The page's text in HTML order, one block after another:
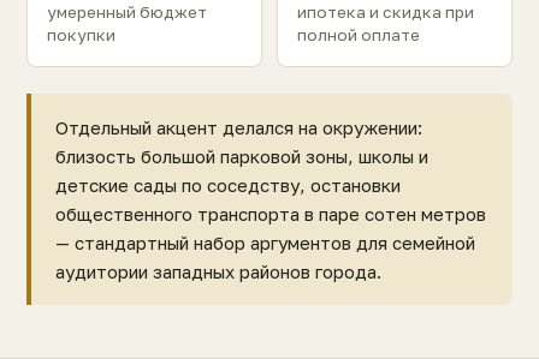
умеренный бюджет
покупки
ипотека и скидка при
полной оплате
Отдельный акцент делался на окружении:
близость большой парковой зоны, школы и
детские сады по соседству, остановки
общественного транспорта в паре сотен метров
— стандартный набор аргументов для семейной
аудитории западных районов города.